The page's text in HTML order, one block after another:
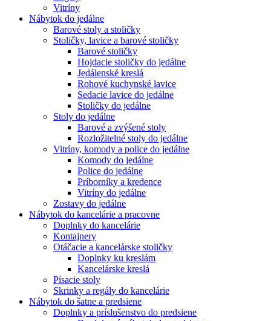
Vitríny
Nábytok do jedálne
Barové stoly a stoličky
Stoličky, lavice a barové stoličky
Barové stoličky
Hojdacie stoličky do jedálne
Jedálenské kreslá
Rohové kuchynské lavice
Sedacie lavice do jedálne
Stoličky do jedálne
Stoly do jedálne
Barové a zvýšené stoly
Rozložitelné stoly do jedálne
Vitríny, komody a police do jedálne
Komody do jedálne
Police do jedálne
Príborníky a kredence
Vitríny do jedálne
Zostavy do jedálne
Nábytok do kancelárie a pracovne
Doplnky do kancelárie
Kontajnery
Otáčacie a kancelárske stoličky
Doplnky ku kreslám
Kancelárske kreslá
Písacie stoly
Skrinky a regály do kancelárie
Nábytok do šatne a predsiene
Doplnky a príslušenstvo do predsiene